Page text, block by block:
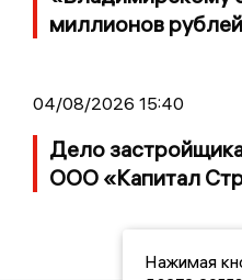
миллионов рублей
04/08/2026 15:40
Дело
ООО «Капитал
Нажимая